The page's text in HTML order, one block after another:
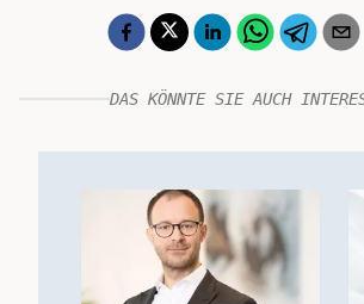
DAS KÖNNTE SIE AUCH